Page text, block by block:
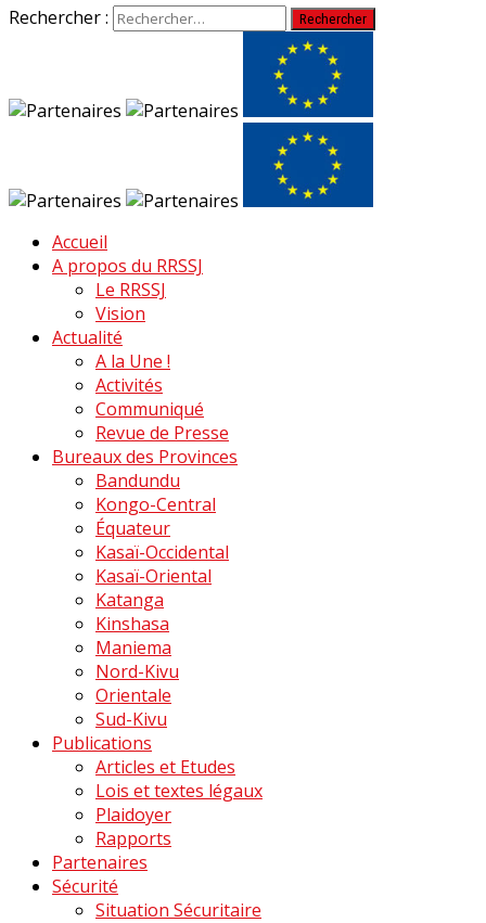
Rechercher :
Accueil
A propos du RRSSJ
Le RRSSJ
Vision
Actualité
A la Une !
Activités
Communiqué
Revue de Presse
Bureaux des Provinces
Bandundu
Kongo-Central
Équateur
Kasaï-Occidental
Kasaï-Oriental
Katanga
Kinshasa
Maniema
Nord-Kivu
Orientale
Sud-Kivu
Publications
Articles et Etudes
Lois et textes légaux
Plaidoyer
Rapports
Partenaires
Sécurité
Situation Sécuritaire